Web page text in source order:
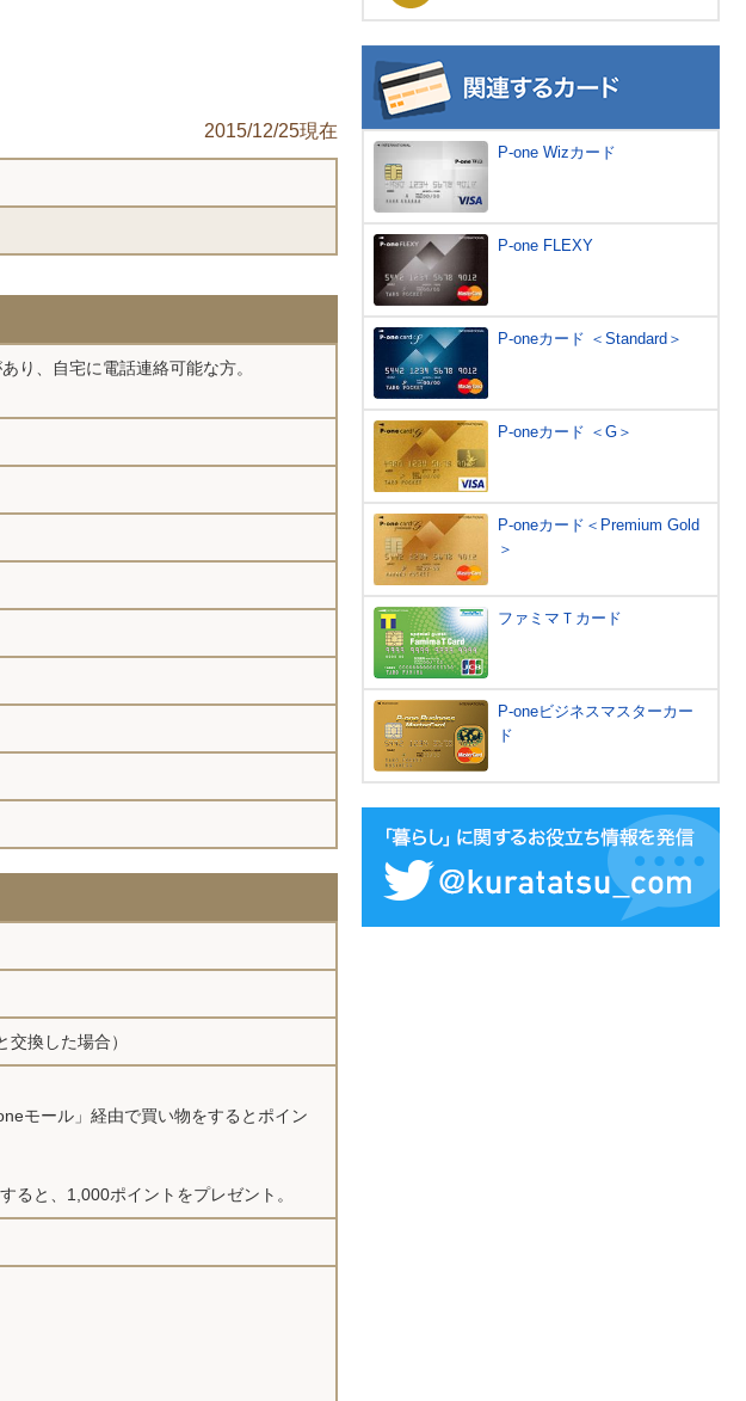
2015/12/25現在
り、自宅に電話連絡可能な方。
換した場合）
モール」経由で買い物をするとポイン
ると、1,000ポイントをプレゼント。
P-one Wizカード
P-one FLEXY
P-oneカード ＜Standard＞
P-oneカード ＜G＞
P-oneカード＜Premium Gold
＞
ファミマＴカード
P-oneビジネスマスターカー
ド